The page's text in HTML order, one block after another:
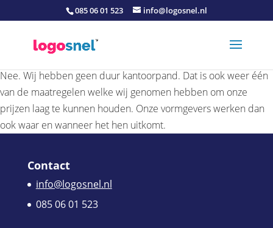
085 06 01 523 info@logosnel.nl
Nee. Wij hebben geen duur kantoorpand. Dat is ook weer één
van de maatregelen welke wij genomen hebben om onze
prijzen laag te kunnen houden. Onze vormgevers werken dan
ook waar en wanneer het hen uitkomt.
Contact
info@logosnel.nl
085 06 01 523